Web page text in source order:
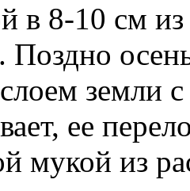
в 8-10 см
Поздно
земли
ее
мукой из